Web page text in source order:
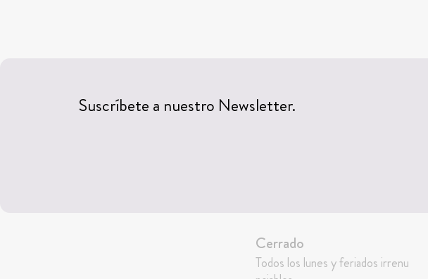
Suscríbete a nuestro Newsletter.
Cerrado
Todos los lunes y feriados irrenu